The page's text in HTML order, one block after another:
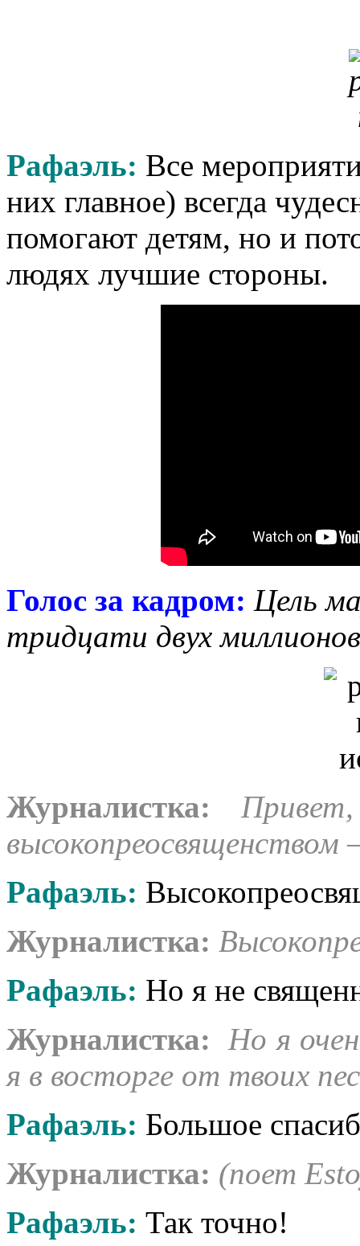
Рафаэль: Все
них главное) всегда
помогают детям, но и
людях лучшие стороны.
Голос за кадром: Цель
тридцати двух
Журналистка:
высокопреосвященством
Рафаэль:
Журналистка:
Рафаэль: Но я не
Журналистка:
Но я
я в восторге от твоих
Рафаэль: Большое
Журналистка: (поет
Рафаэль: Так точно!